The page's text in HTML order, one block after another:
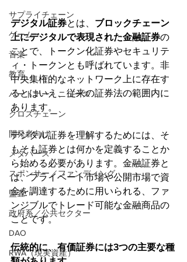
サプライチェーン
ゲーム
音楽
教育
パートナー・ニュース
クロスチェーン
開発者向け
メタバース
スポンサー／ファンディング
監査
政府系／公共セクター
DAO
RWA（現実資産）
デジタル証券とは、 ブロックチェーン
上にデジタルで表現された金融証券の
ことで、トークン化証券やセキュリテ
ィ・トークンとも呼ばれています。非
中央集権的なネットワーク上に存在す
るとはいえ、従来の証券法の範囲内に
あります。
デジタル証券を理解するためには、そ
もそも証券とは何かを定義することか
ら始める必要があります。金融証券と
は、プライベート市場や公開市場で資
金を調達するために用いられる、ファ
ンジブルでトレード可能な金融商品の
ことです。
伝統的に、有価証券には3つの主要な種